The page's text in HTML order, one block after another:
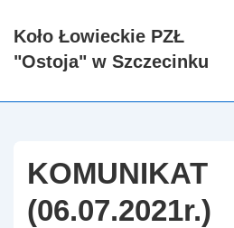
SkipKoło Łowieckie PZŁ
"Ostoja" w Szczecinku
KOMUNIKAT
(06.07.2021r.)